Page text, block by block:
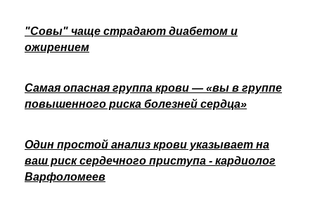
"Совы" чаще страдают диабетом и
ожирением
Самая опасная группа крови — «вы в группе
повышенного риска болезней сердца»
Один простой анализ крови указывает на
ваш риск сердечного приступа - кардиолог
Варфоломеев